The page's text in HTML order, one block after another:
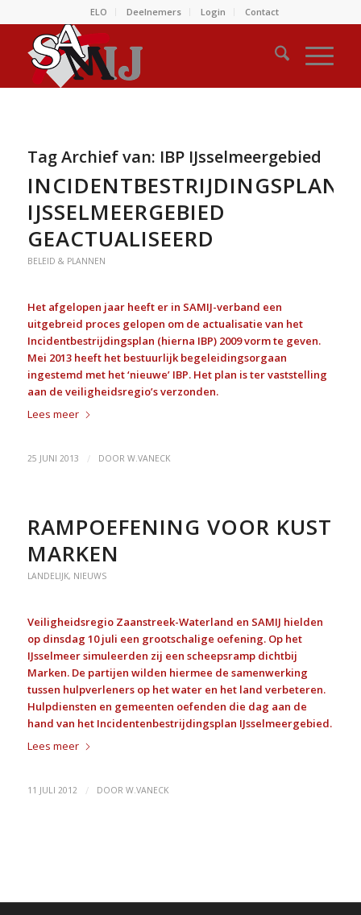
ELO Deelnemers Login Contact
Tag Archief van: IBP IJsselmeergebied
INCIDENTBESTRIJDINGSPLAN
IJSSELMEERGEBIED
GEACTUALISEERD
BELEID & PLANNEN
Het afgelopen jaar heeft er in SAMIJ-verband een
uitgebreid proces gelopen om de actualisatie van het
Incidentbestrijdingsplan (hierna IBP) 2009 vorm te geven.
Mei 2013 heeft het bestuurlijk begeleidingsorgaan
ingestemd met het ‘nieuwe’ IBP. Het plan is ter vaststelling
aan de veiligheidsregio’s verzonden.
Lees meer
25 JUNI 2013 / DOOR W.VANECK
RAMPOEFENING VOOR KUST
MARKEN
LANDELIJK, NIEUWS
Veiligheidsregio Zaanstreek-Waterland en SAMIJ hielden
op dinsdag 10 juli een grootschalige oefening. Op het
IJsselmeer simuleerden zij een scheepsramp dichtbij
Marken. De partijen wilden hiermee de samenwerking
tussen hulpverleners op het water en het land verbeteren.
Hulpdiensten en gemeenten oefenden die dag aan de
hand van het Incidentenbestrijdingsplan IJsselmeergebied.
Lees meer
11 JULI 2012 / DOOR W.VANECK